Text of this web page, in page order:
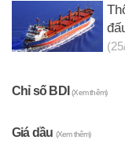
Chỉ số BDI(Xem thêm)
Giá dầu (Xem thêm)